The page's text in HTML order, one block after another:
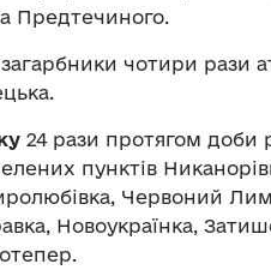
Предтечиного.
загарбники чотири рази
24 рази протягом доби
пунктів
Червоний
Новоукраїнка,